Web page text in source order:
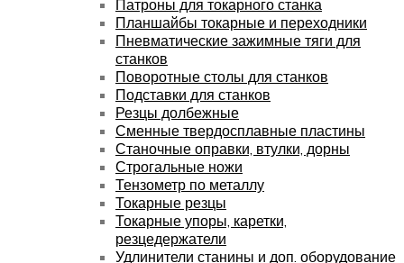
Патроны для токарного станка
Планшайбы токарные и переходники
Пневматические зажимные тяги для
станков
Поворотные столы для станков
Подставки для станков
Резцы долбежные
Сменные твердосплавные пластины
Станочные оправки, втулки, дорны
Строгальные ножи
Тензометр по металлу
Токарные резцы
Токарные упоры, каретки,
резцедержатели
Удлинители станины и доп. оборудование